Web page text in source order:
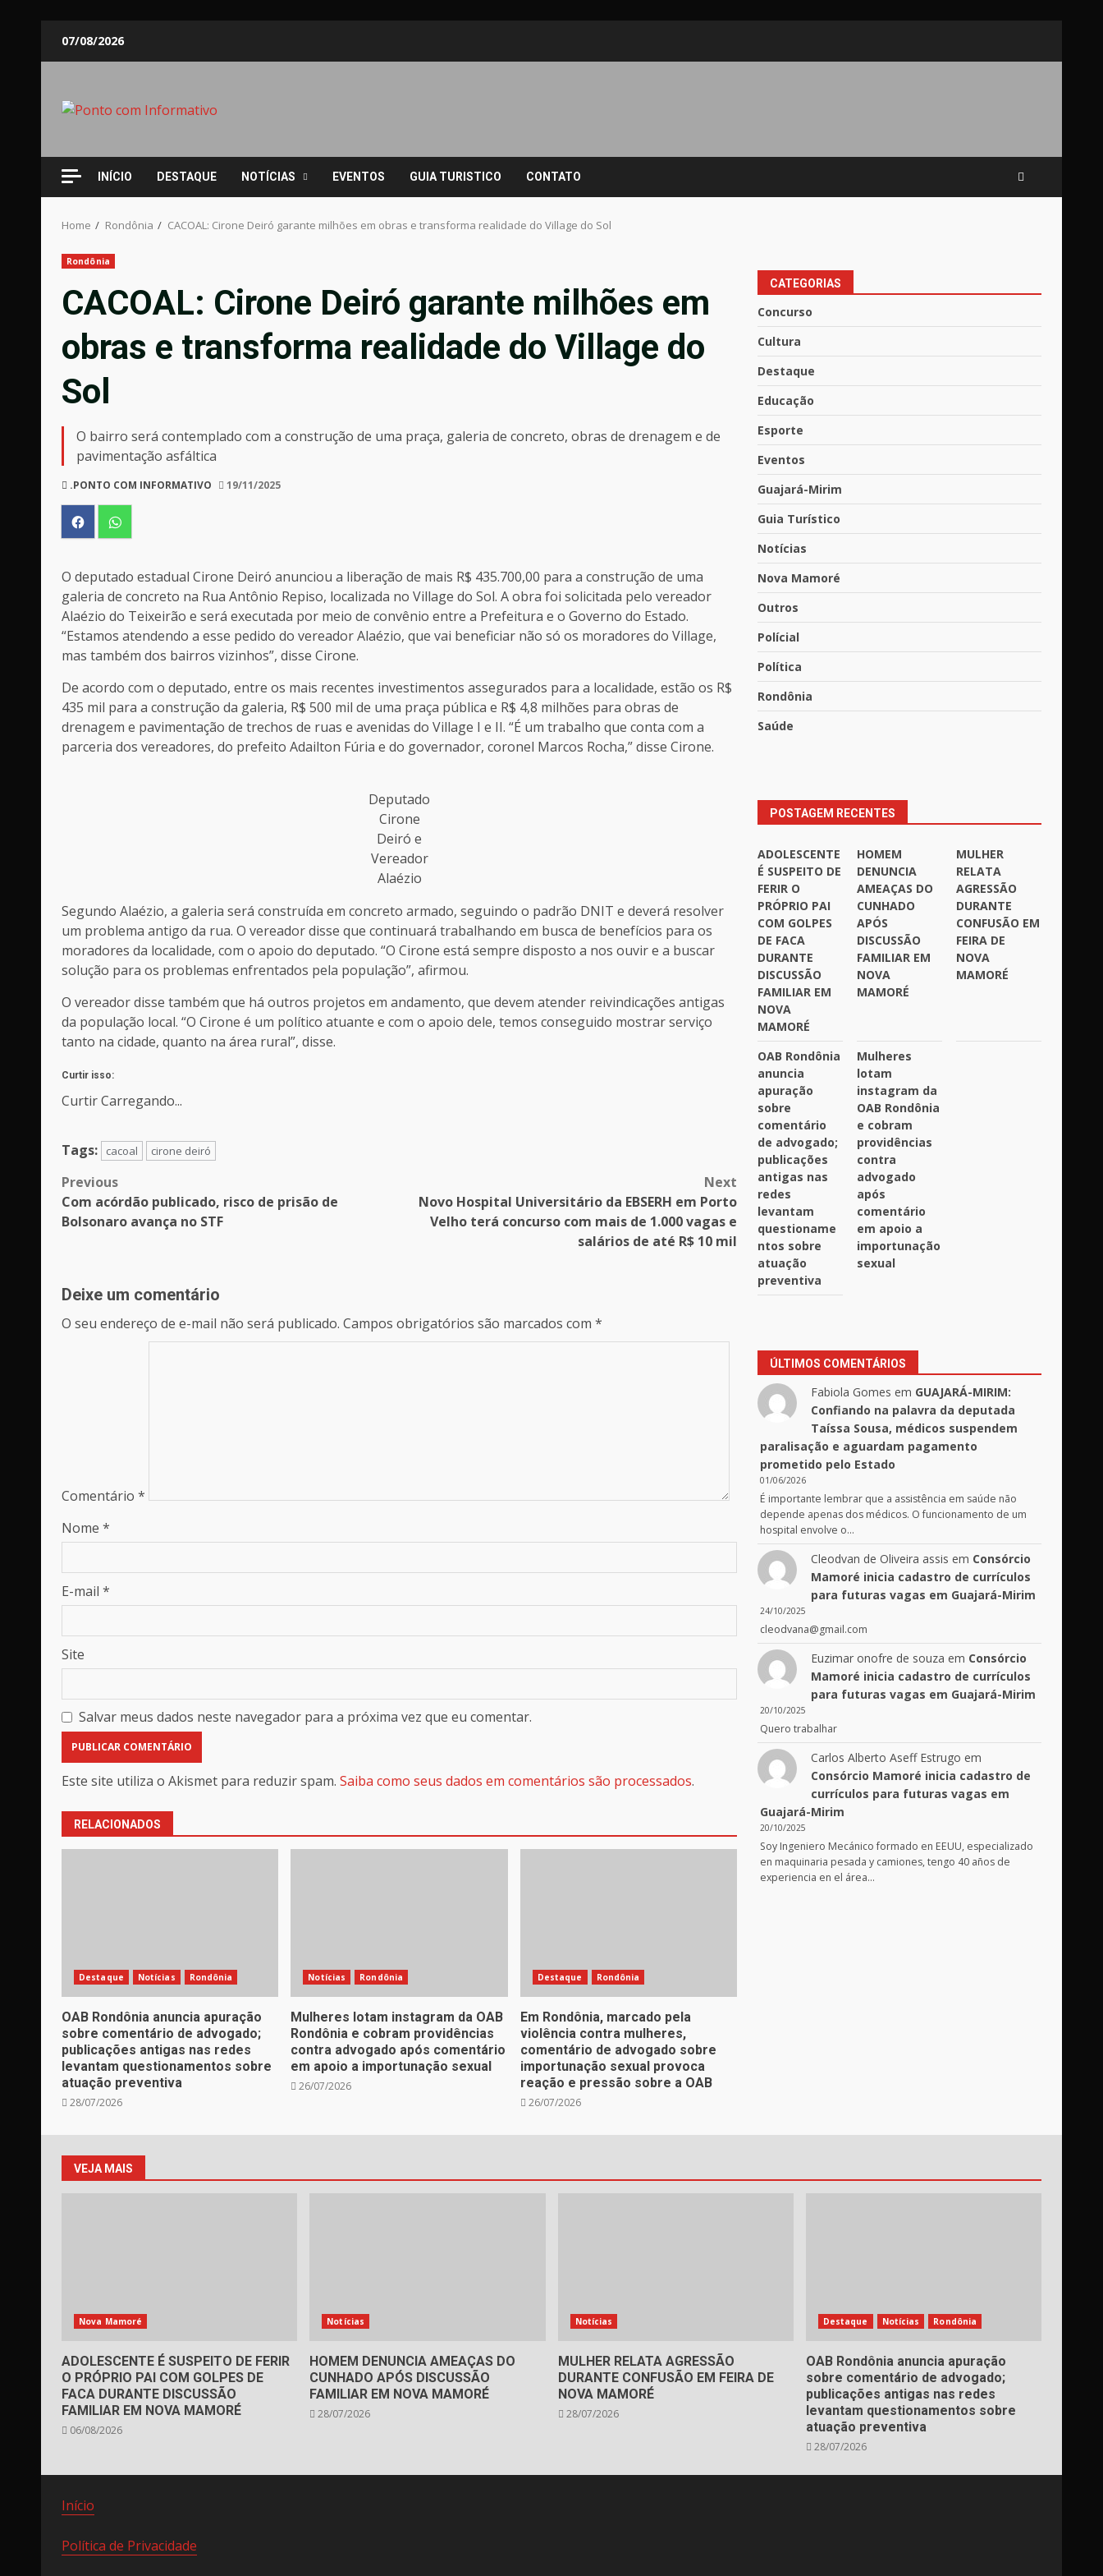
07/08/2026
INÍCIO DESTAQUE NOTÍCIAS EVENTOS GUIA TURISTICO CONTATO
Home Rondônia CACOAL: Cirone Deiró garante milhões em obras e transforma realidade do Village do Sol
Rondônia
CACOAL: Cirone Deiró garante milhões em
obras e transforma realidade do Village do
Sol
O bairro será contemplado com a construção de uma praça, galeria de concreto, obras de drenagem e de
pavimentação asfáltica
.PONTO COM INFORMATIVO 19/11/2025
O deputado estadual Cirone Deiró anunciou a liberação de mais R$ 435.700,00 para a construção de uma
galeria de concreto na Rua Antônio Repiso, localizada no Village do Sol. A obra foi solicitada pelo vereador
Alaézio do Teixeirão e será executada por meio de convênio entre a Prefeitura e o Governo do Estado.
“Estamos atendendo a esse pedido do vereador Alaézio, que vai beneficiar não só os moradores do Village,
mas também dos bairros vizinhos”, disse Cirone.
De acordo com o deputado, entre os mais recentes investimentos assegurados para a localidade, estão os R$
435 mil para a construção da galeria, R$ 500 mil de uma praça pública e R$ 4,8 milhões para obras de
drenagem e pavimentação de trechos de ruas e avenidas do Village I e II. “É um trabalho que conta com a
parceria dos vereadores, do prefeito Adailton Fúria e do governador, coronel Marcos Rocha,” disse Cirone.
Deputado
Cirone
Deiró e
Vereador
Alaézio
Segundo Alaézio, a galeria será construída em concreto armado, seguindo o padrão DNIT e deverá resolver
um problema antigo da rua. O vereador disse que continuará trabalhando em busca de benefícios para os
moradores da localidade, com o apoio do deputado. “O Cirone está sempre disposto a nos ouvir e a buscar
solução para os problemas enfrentados pela população”, afirmou.
O vereador disse também que há outros projetos em andamento, que devem atender reivindicações antigas
da população local. “O Cirone é um político atuante e com o apoio dele, temos conseguido mostrar serviço
tanto na cidade, quanto na área rural”, disse.
Curtir isso:
CurtirCarregando...
Tags: cacoal cirone deiró
Post
navigation
Previous
Com acórdão publicado, risco de prisão de
Bolsonaro avança no STF
Next
Novo Hospital Universitário da EBSERH em Porto
Velho terá concurso com mais de 1.000 vagas e
salários de até R$ 10 mil
Deixe um comentário
O seu endereço de e-mail não será publicado. Campos obrigatórios são marcados com *
Comentário *
Nome *
E-mail *
Site
Salvar meus dados neste navegador para a próxima vez que eu comentar.
Este site utiliza o Akismet para reduzir spam. Saiba como seus dados em comentários são processados.
RELACIONADOS
Destaque Notícias Rondônia
OAB Rondônia anuncia apuração
sobre comentário de advogado;
publicações antigas nas redes
levantam questionamentos sobre
atuação preventiva
28/07/2026
Notícias Rondônia
Mulheres lotam instagram da OAB
Rondônia e cobram providências
contra advogado após comentário
em apoio a importunação sexual
26/07/2026
Destaque Rondônia
Em Rondônia, marcado pela
violência contra mulheres,
comentário de advogado sobre
importunação sexual provoca
reação e pressão sobre a OAB
26/07/2026
CATEGORIAS
Concurso
Cultura
Destaque
Educação
Esporte
Eventos
Guajará-Mirim
Guia Turístico
Notícias
Nova Mamoré
Outros
Polícial
Política
Rondônia
Saúde
POSTAGEM RECENTES
ADOLESCENTE
É SUSPEITO DE
FERIR O
PRÓPRIO PAI
COM GOLPES
DE FACA
DURANTE
DISCUSSÃO
FAMILIAR EM
NOVA
MAMORÉ
HOMEM
DENUNCIA
AMEAÇAS DO
CUNHADO
APÓS
DISCUSSÃO
FAMILIAR EM
NOVA
MAMORÉ
MULHER
RELATA
AGRESSÃO
DURANTE
CONFUSÃO EM
FEIRA DE
NOVA
MAMORÉ
OAB Rondônia
anuncia
apuração
sobre
comentário
de advogado;
publicações
antigas nas
redes
levantam
questioname
ntos sobre
atuação
preventiva
Mulheres
lotam
instagram da
OAB Rondônia
e cobram
providências
contra
advogado
após
comentário
em apoio a
importunação
sexual
ÚLTIMOS COMENTÁRIOS
Fabiola Gomes em GUAJARÁ-MIRIM:
Confiando na palavra da deputada
Taíssa Sousa, médicos suspendem
paralisação e aguardam pagamento
prometido pelo Estado
01/06/2026
É importante lembrar que a assistência em saúde não
depende apenas dos médicos. O funcionamento de um
hospital envolve o…
Cleodvan de Oliveira assis em Consórcio
Mamoré inicia cadastro de currículos
para futuras vagas em Guajará-Mirim
24/10/2025
cleodvana@gmail.com
Euzimar onofre de souza em Consórcio
Mamoré inicia cadastro de currículos
para futuras vagas em Guajará-Mirim
20/10/2025
Quero trabalhar
Carlos Alberto Aseff Estrugo em
Consórcio Mamoré inicia cadastro de
currículos para futuras vagas em
Guajará-Mirim
20/10/2025
Soy Ingeniero Mecánico formado en EEUU, especializado
en maquinaria pesada y camiones, tengo 40 años de
experiencia en el área…
VEJA MAIS
Nova Mamoré
ADOLESCENTE É SUSPEITO DE FERIR
O PRÓPRIO PAI COM GOLPES DE
FACA DURANTE DISCUSSÃO
FAMILIAR EM NOVA MAMORÉ
06/08/2026
Notícias
HOMEM DENUNCIA AMEAÇAS DO
CUNHADO APÓS DISCUSSÃO
FAMILIAR EM NOVA MAMORÉ
28/07/2026
Notícias
MULHER RELATA AGRESSÃO
DURANTE CONFUSÃO EM FEIRA DE
NOVA MAMORÉ
28/07/2026
Destaque Notícias Rondônia
OAB Rondônia anuncia apuração
sobre comentário de advogado;
publicações antigas nas redes
levantam questionamentos sobre
atuação preventiva
28/07/2026
Início
Política de Privacidade